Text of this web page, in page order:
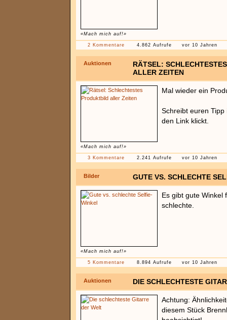
«Mach mich auf!»
2 Kommentare 4.862 Aufrufe vor 10 Jahren
Auktionen
RÄTSEL:
ALLER ZEITEN
«Mach mich auf!»
Mal wieder ein
Schreibt euren
den Link klickt.
3 Kommentare 2.241 Aufrufe vor 10 Jahren
Bilder GUTE VS. SCHLECHTE
«Mach mich auf!»
Es gibt gute Winkel
schlechte.
5 Kommentare 8.894 Aufrufe vor 10 Jahren
Auktionen DIE SCHLECHTESTE
Achtung:
diesem Stück